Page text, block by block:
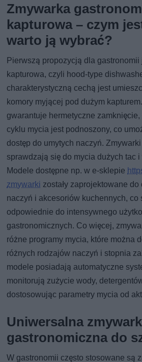
Zmywarka
kapturowa – czym
warto ją wybrać?
Pierwszą propozycją dla gastronomii
kapturowa, czyli hood-type
charakterystyczną cechą jest
komory myjącej pod dużym
gwarantuje hermetyczne
cyklu mycia jest podnoszony, co
dostęp do umytych naczyń.
sprawdzają się do mycia dużych tac
Modele dostępne np. w e-sklepie
zmywarki zostały zaprojektowane
naczyń i akcesoriów kuchennych, co
odpowiednie do intensywnego
gastronomicznych. Co więcej,
różne programy mycia, które można
różnych rodzajów naczyń i stopnia
modele posiadają automatyczne
monitorują zużycie wody,
dostosowując parametry mycia od
Uniwersalna
gastronomiczna do
W gastronomii często stosowane są